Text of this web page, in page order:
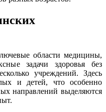
области медицины,
задачи здоровья без
учреждений. Здесь
и детей, что особенно
направлений выделяются